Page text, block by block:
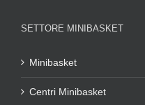
SETTORE MINIBASKET
Minibasket
Centri Minibasket